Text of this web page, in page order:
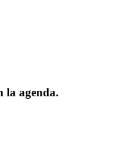
la agenda.